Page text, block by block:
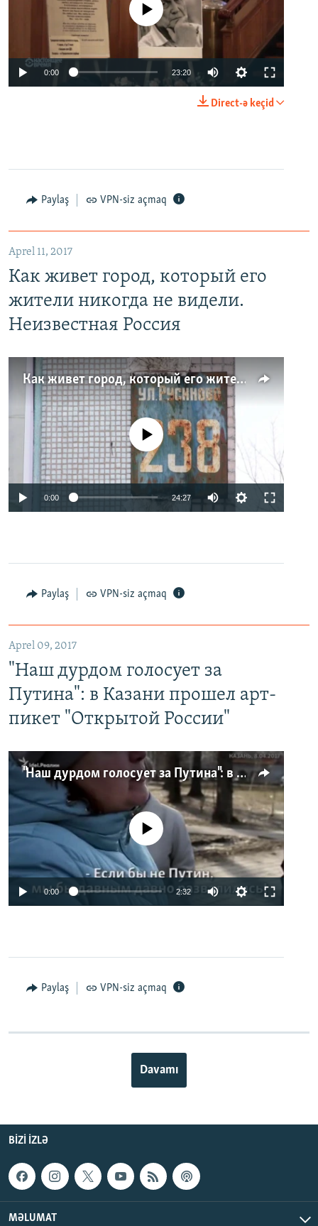
No media source currently available
0:00 23:20
Direct-ə keçid
Paylaş VPN-siz açmaq
Aprel 11, 2017
Как живет город, который его
жители никогда не видели.
Неизвестная Россия
Как живет город, который его жители никогда не видели. Неизвестная Россия
No media source currently available
0:00 24:27
Paylaş VPN-siz açmaq
Aprel 09, 2017
"Наш дурдом голосует за
Путина": в Казани прошел арт-
пикет "Открытой России"
"Наш дурдом голосует за Путина": в Казани прошел арт-пикет "Открытой России"
No media source currently available
0:00 2:32
Paylaş VPN-siz açmaq
Davamı
BIZI IZLƏ
MƏLUMAT